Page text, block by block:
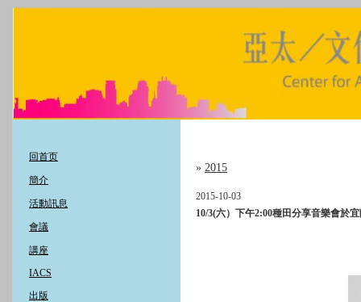
回首页
簡介
活動訊息
會議
講座
IACS
出版
» 2015
2015-10-03
10/3(六）下午2:00種田分享音樂會於